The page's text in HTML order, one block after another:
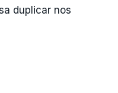
duplicar nos